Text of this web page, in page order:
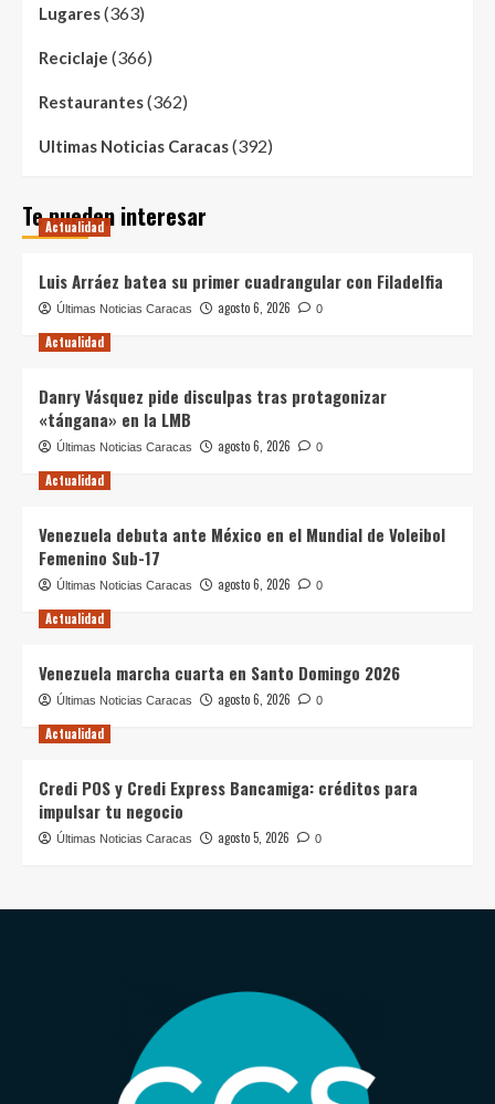
Lugares(363)
Reciclaje (366)
Restaurantes(362)
Ultimas Noticias Caracas(392)
Te pueden interesar
Actualidad
Luis Arráez batea su primer cuadrangular con Filadelfia
Últimas Noticias Caracas agosto 6, 2026 0
Actualidad
Danry Vásquez pide disculpas tras protagonizar
«tángana» en la LMB
Últimas Noticias Caracas agosto 6, 2026 0
Actualidad
Venezuela debuta ante México en el Mundial de Voleibol
Femenino Sub-17
Últimas Noticias Caracas agosto 6, 2026 0
Actualidad
Venezuela marcha cuarta en Santo Domingo 2026
Últimas Noticias Caracas agosto 6, 2026 0
Actualidad
Credi POS y Credi Express Bancamiga: créditos para
impulsar tu negocio
Últimas Noticias Caracas agosto 5, 2026 0